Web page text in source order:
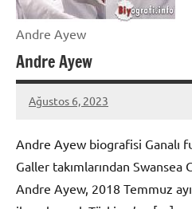
Andre Ayew
Andre Ayew
Ağustos 6, 2023
admin
Andre Ayew biografisi Ganalı
Galler takımlarından
Andre Ayew, 2018 Temmuz